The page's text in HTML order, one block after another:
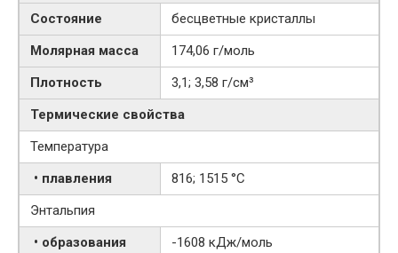
Состояние
бесцветные кристаллы
Молярная масса
174,06 г/моль
Плотность
3,1; 3,58 г/см³
Термические свойства
Температура
• плавления
816; 1515 °C
Энтальпия
• образования
-1608 кДж/моль